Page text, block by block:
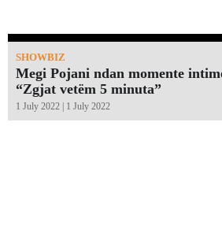
SHOWBIZ
Megi Pojani ndan momente
“Zgjat vetëm 5 minuta”￼
1 July 2022 | 1 July 2022